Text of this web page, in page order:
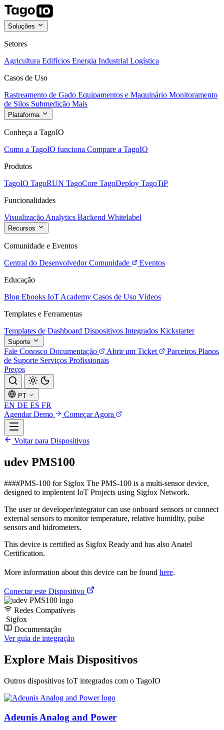
Soluções
Setores
Agricultura Edifícios Energia Industrial Logística
Casos de Uso
Rastreamento de Gado Equipamentos e Maquinário Monitoramento
de Silos Submedição Mais
Plataforma
Conheça a TagoIO
Como a TagoIO funciona Compare a TagoIO
Produtos
TagoIO TagoRUN TagoCore TagoDeploy TagoTiP
Funcionalidades
Visualização Analytics Backend Whitelabel
Recursos
Comunidade e Eventos
Central do Desenvolvedor Comunidade
Eventos
Educação
Blog Ebooks IoT Academy Casos de Uso Vídeos
Templates e Ferramentas
Templates de Dashboard Dispositivos Integrados Kickstarter
Suporte
Fale Conosco Documentação Abrir um Ticket Parceiros Planos
de Suporte Serviços Profissionais
Preços
PT
EN DE ES FR
Agendar Demo
Começar Agora
Voltar para Dispositivos
udev PMS100
####PMS-100 for Sigfox The PMS-100 is a multi-sensor device,
designed to implentent IoT Projects using Sigfox Network.
The user or developer/integrator can use onboard sensors or connect
external sensors to monitor temperature, relative humidity, pulse
sensors and hidrometers.
This device is certified as Sigfox Ready and has also Anatel
Certification.
More information about this device can be found here.
Conectar este Dispositivo
Redes Compatíveis
Sigfox
Documentação
Ver guia de integração
Explore Mais Dispositivos
Outros dispositivos IoT integrados com o TagoIO
Adeunis Analog and Power